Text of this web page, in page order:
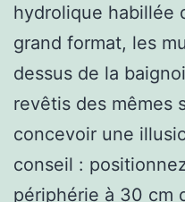
hydrolique habillée
grand format, les
dessus de la
revêtis des mêmes
concevoir une
conseil :
périphérie à 30 cm